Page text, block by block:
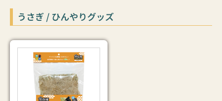
うさぎ / ひんやりグッズ